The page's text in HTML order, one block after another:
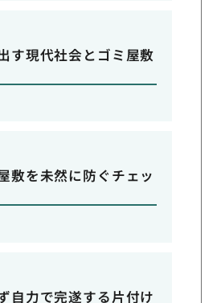
す現代社会とゴミ屋敷
敷を未然に防ぐチェッ
自力で完遂する片付け